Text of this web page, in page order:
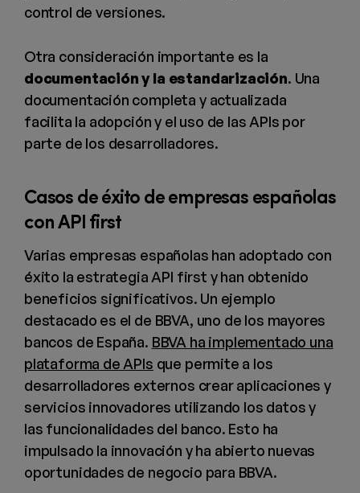
control de versiones.
Otra consideración importante es la
documentación y la estandarización. Una
documentación completa y actualizada
facilita la adopción y el uso de las APIs por
parte de los desarrolladores.
Casos de éxito de empresas españolas
con API first
Varias empresas españolas han adoptado con
éxito la estrategia API first y han obtenido
beneficios significativos. Un ejemplo
destacado es el de BBVA, uno de los mayores
bancos de España. BBVA ha implementado una
plataforma de APIs que permite a los
desarrolladores externos crear aplicaciones y
servicios innovadores utilizando los datos y
las funcionalidades del banco. Esto ha
impulsado la innovación y ha abierto nuevas
oportunidades de negocio para BBVA.